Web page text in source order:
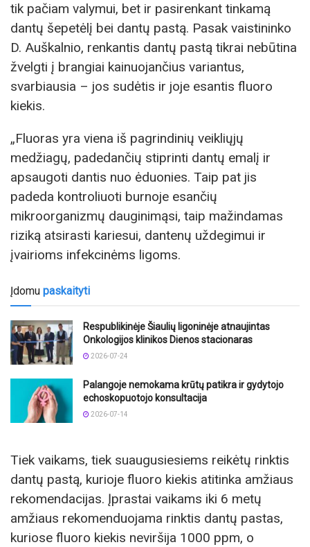
tik pačiam valymui, bet ir pasirenkant tinkamą
dantų šepetėlį bei dantų pastą. Pasak vaistininko
D. Auškalnio, renkantis dantų pastą tikrai nebūtina
žvelgti į brangiai kainuojančius variantus,
svarbiausia – jos sudėtis ir joje esantis fluoro
kiekis.
„Fluoras yra viena iš pagrindinių veikliųjų
medžiagų, padedančių stiprinti dantų emalį ir
apsaugoti dantis nuo ėduonies. Taip pat jis
padeda kontroliuoti burnoje esančių
mikroorganizmų dauginimąsi, taip mažindamas
riziką atsirasti kariesui, dantenų uždegimui ir
įvairioms infekcinėms ligoms.
Įdomu paskaityti
Respublikinėje Šiaulių ligoninėje atnaujintas
Onkologijos klinikos Dienos stacionaras
2026-07-24
Palangoje nemokama krūtų patikra ir gydytojo
echoskopuotojo konsultacija
2026-07-14
Tiek vaikams, tiek suaugusiesiems reikėtų rinktis
dantų pastą, kurioje fluoro kiekis atitinka amžiaus
rekomendacijas. Įprastai vaikams iki 6 metų
amžiaus rekomenduojama rinktis dantų pastas,
kuriose fluoro kiekis neviršija 1000 ppm, o